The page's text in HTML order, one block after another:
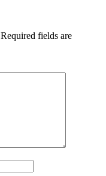
Required fields are